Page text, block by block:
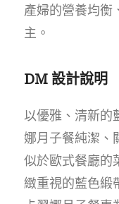
產婦的營養均衡
主。
DM 設計說明
以優雅、清新的
娜月子餐純潔、
似於歐式餐廳的
緻重視的藍色緞